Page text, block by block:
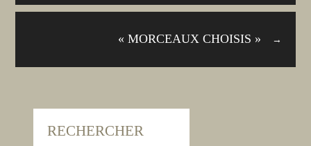
→
« MORCEAUX CHOISIS »
RECHERCHER